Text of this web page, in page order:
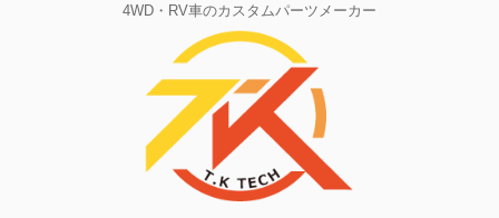
4WD・RV車のカスタムパーツメーカー